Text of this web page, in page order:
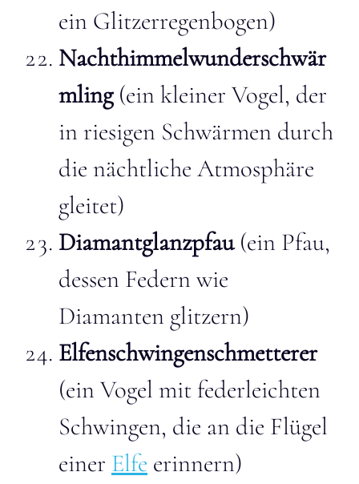
ein Glitzerregenbogen)
Nachthimmelwunderschwär
mling (ein kleiner Vogel, der
in riesigen Schwärmen durch
die nächtliche Atmosphäre
gleitet)
Diamantglanzpfau(ein Pfau,
dessen Federn wie
Diamanten glitzern)
Elfenschwingenschmetterer
(ein Vogel mit federleichten
Schwingen, die an die Flügel
einer Elfe erinnern)